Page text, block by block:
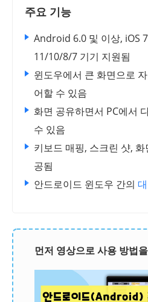
주요 기능
Android 6.0 및 이상, iOS
11/10/8/7 기기 지원됨
윈도우에서 큰 화면으로
어할 수 있음
화면 공유하면서 PC에서
수 있음
키보드 매핑, 스크린 샷,
공됨
안드로이드 윈도우 간의
먼저 영상으로 사용 방법